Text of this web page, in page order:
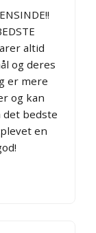
altid
og deres
er mere
og kan
det bedste
en